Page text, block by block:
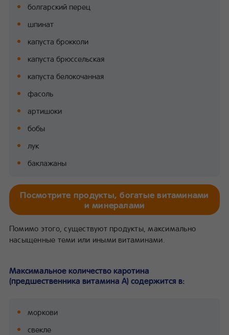
болгарский перец
шпинат
капуста брокколи
капуста брюссельская
капуста белокочанная
фасоль
артишоки
бобы
лук
баклажаны
Посмотрите продукты, богатые витаминами
и минералами
Помимо этого, существуют продукты, максимально
насыщенные теми или иными витаминами.
Максимальное количество каротина
(предшественника витамина А) содержится в:
моркови
свекле